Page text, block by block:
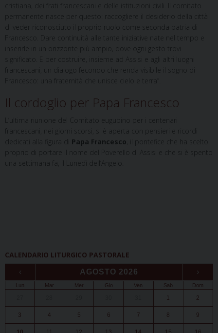
cristiana, dei frati francescani e delle istituzioni civili. Il comitato
permanente nasce per questo: raccogliere il desiderio della città
di veder riconosciuto il proprio ruolo come seconda patria di
Francesco. Dare continuità alle tante iniziative nate nel tempo e
inserirle in un orizzonte più ampio, dove ogni gesto trovi
significato. E per costruire, insieme ad Assisi e agli altri luoghi
francescani, un dialogo fecondo che renda visibile il sogno di
Francesco: una fraternità che unisce cielo e terra”.
Il cordoglio per Papa Francesco
L’ultima riunione del Comitato eugubino per i centenari
francescani, nei giorni scorsi, si è aperta con pensieri e ricordi
dedicati alla figura di Papa Francesco , il pontefice che ha scelto
proprio di portare il nome del Poverello di Assisi e che si è spento
una settimana fa, il Lunedì dell’Angelo.
CALENDARIO LITURGICO PASTORALE
‹ AGOSTO 2026 ›
Lun Mar Mer Gio Ven Sab Dom
1 2
3 4 5 6 7 8 9